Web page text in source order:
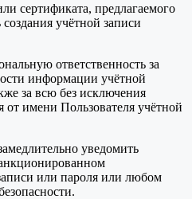
сертификата, предлагаемого
учётной записи
ответственность за
информации учётной
за всю без исключения
от имени Пользователя учётной
уведомить
или пароля или любом